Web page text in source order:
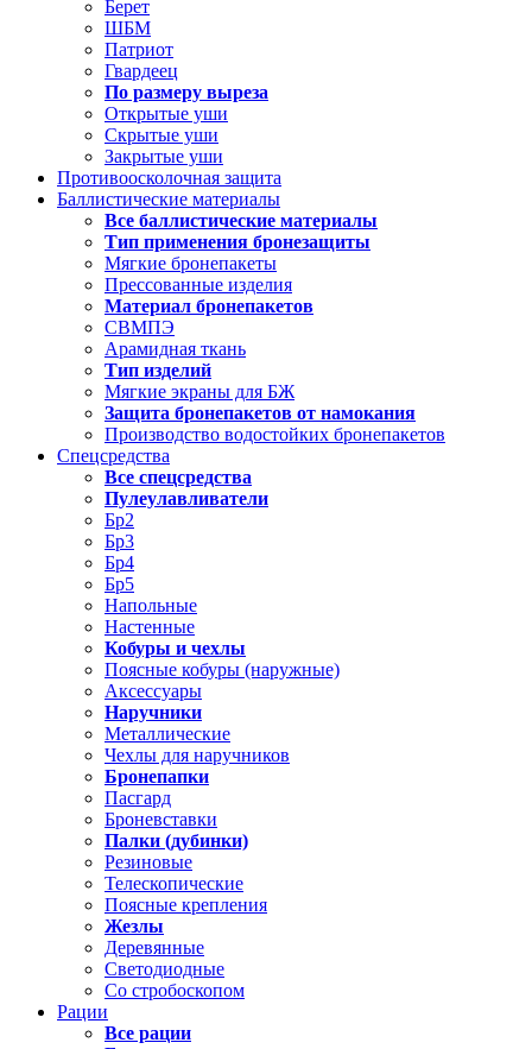
Берет
ШБМ
Патриот
Гвардеец
По размеру выреза
Открытые уши
Скрытые уши
Закрытые уши
Противоосколочная защита
Баллистические материалы
Все баллистические материалы
Тип применения бронезащиты
Мягкие бронепакеты
Прессованные изделия
Материал бронепакетов
СВМПЭ
Арамидная ткань
Тип изделий
Мягкие экраны для БЖ
Защита бронепакетов от намокания
Производство водостойких бронепакетов
Спецсредства
Все спецсредства
Пулеулавливатели
Бр2
Бр3
Бр4
Бр5
Напольные
Настенные
Кобуры и чехлы
Поясные кобуры (наружные)
Аксессуары
Наручники
Металлические
Чехлы для наручников
Бронепапки
Пасгард
Броневставки
Палки (дубинки)
Резиновые
Телескопические
Поясные крепления
Жезлы
Деревянные
Светодиодные
Со стробоскопом
Рации
Все рации